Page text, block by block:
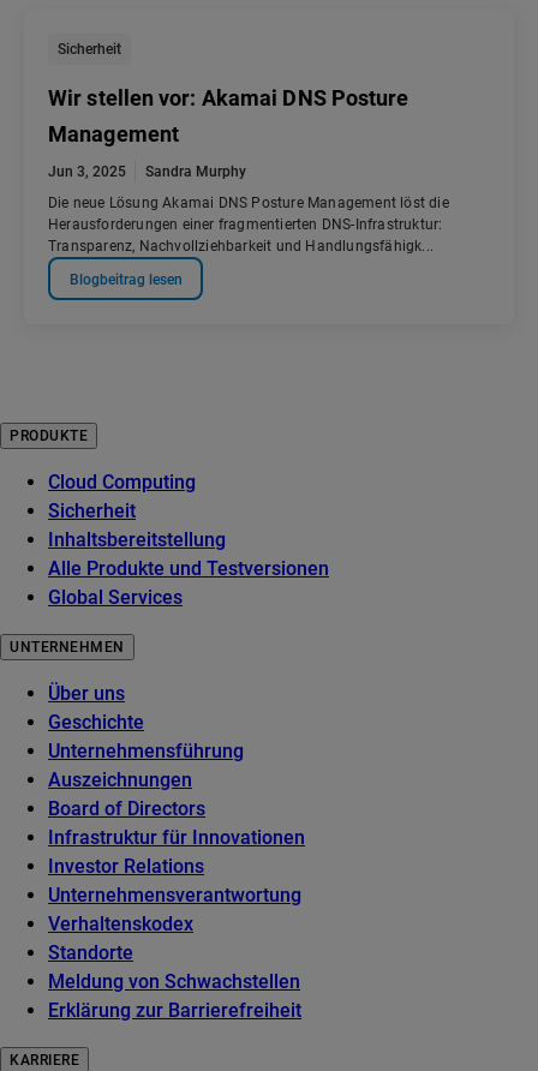
Sicherheit
Wir stellen vor: Akamai DNS Posture
Management
Jun 3, 2025
Sandra Murphy
Die neue Lösung Akamai DNS Posture Management löst die
Herausforderungen einer fragmentierten DNS-Infrastruktur:
Transparenz, Nachvollziehbarkeit und Handlungsfähigk...
Blogbeitrag lesen
PRODUKTE
Cloud Computing
Sicherheit
Inhaltsbereitstellung
Alle Produkte und Testversionen
Global Services
UNTERNEHMEN
Über uns
Geschichte
Unternehmensführung
Auszeichnungen
Board of Directors
Infrastruktur für Innovationen
Investor Relations
Unternehmensverantwortung
Verhaltenskodex
Standorte
Meldung von Schwachstellen
Erklärung zur Barrierefreiheit
KARRIERE